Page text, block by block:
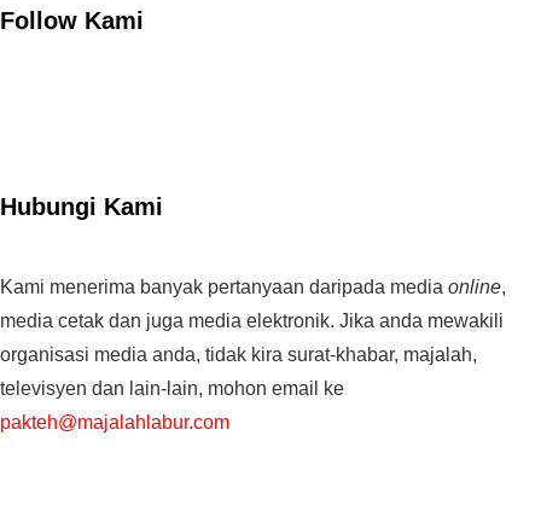
Follow Kami
Hubungi Kami
Kami menerima banyak pertanyaan daripada media online,
media cetak dan juga media elektronik. Jika anda mewakili
organisasi media anda, tidak kira surat-khabar, majalah,
televisyen dan lain-lain, mohon email ke
pakteh@majalahlabur.com